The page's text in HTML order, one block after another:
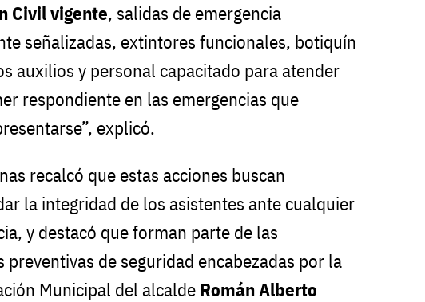
Civil vigente, salidas de emergencia
señalizadas, extintores funcionales, botiquín
auxilios y personal capacitado para atender
respondiente en las emergencias que
explicó.
recalcó que estas acciones buscan
la integridad de los asistentes ante cualquier
y destacó que forman parte de las
preventivas de seguridad encabezadas por la
Municipal del alcalde Román Alberto